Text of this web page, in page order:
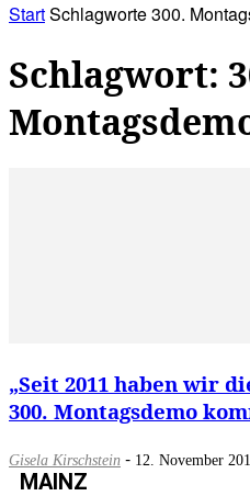
StartSchlagworte300.
Schlagwort:
„Seit 2011 haben wir
300. Montagsdemo
Gisela Kirschstein - 12. November
MAINZ